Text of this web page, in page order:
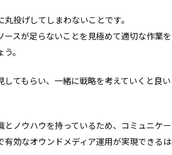
投げしてしまわないことです。
ースが足らないことを見極めて適切な作業を
。
してもらい、一緒に戦略を考えていくと良い
とノウハウを持っているため、コミュニケー
有効なオウンドメディア運用が実現できるは